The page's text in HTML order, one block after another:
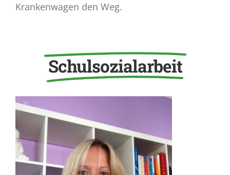
Krankenwagen den Weg.
Schulsozialarbeit